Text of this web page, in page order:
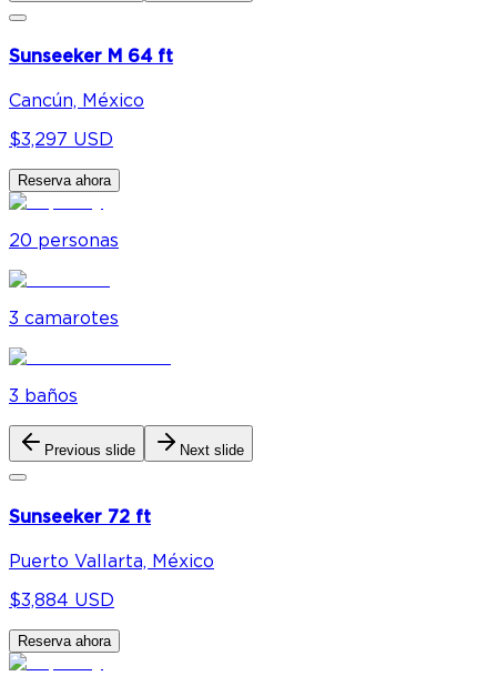
Sunseeker M 64 ft
Cancún, México
$3,297 USD
Reserva ahora
20 personas
3 camarotes
3 baños
Previous slide Next slide
Sunseeker 72 ft
Puerto Vallarta, México
$3,884 USD
Reserva ahora